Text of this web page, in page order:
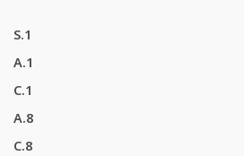
S.1
A.1
C.1
A.8
C.8